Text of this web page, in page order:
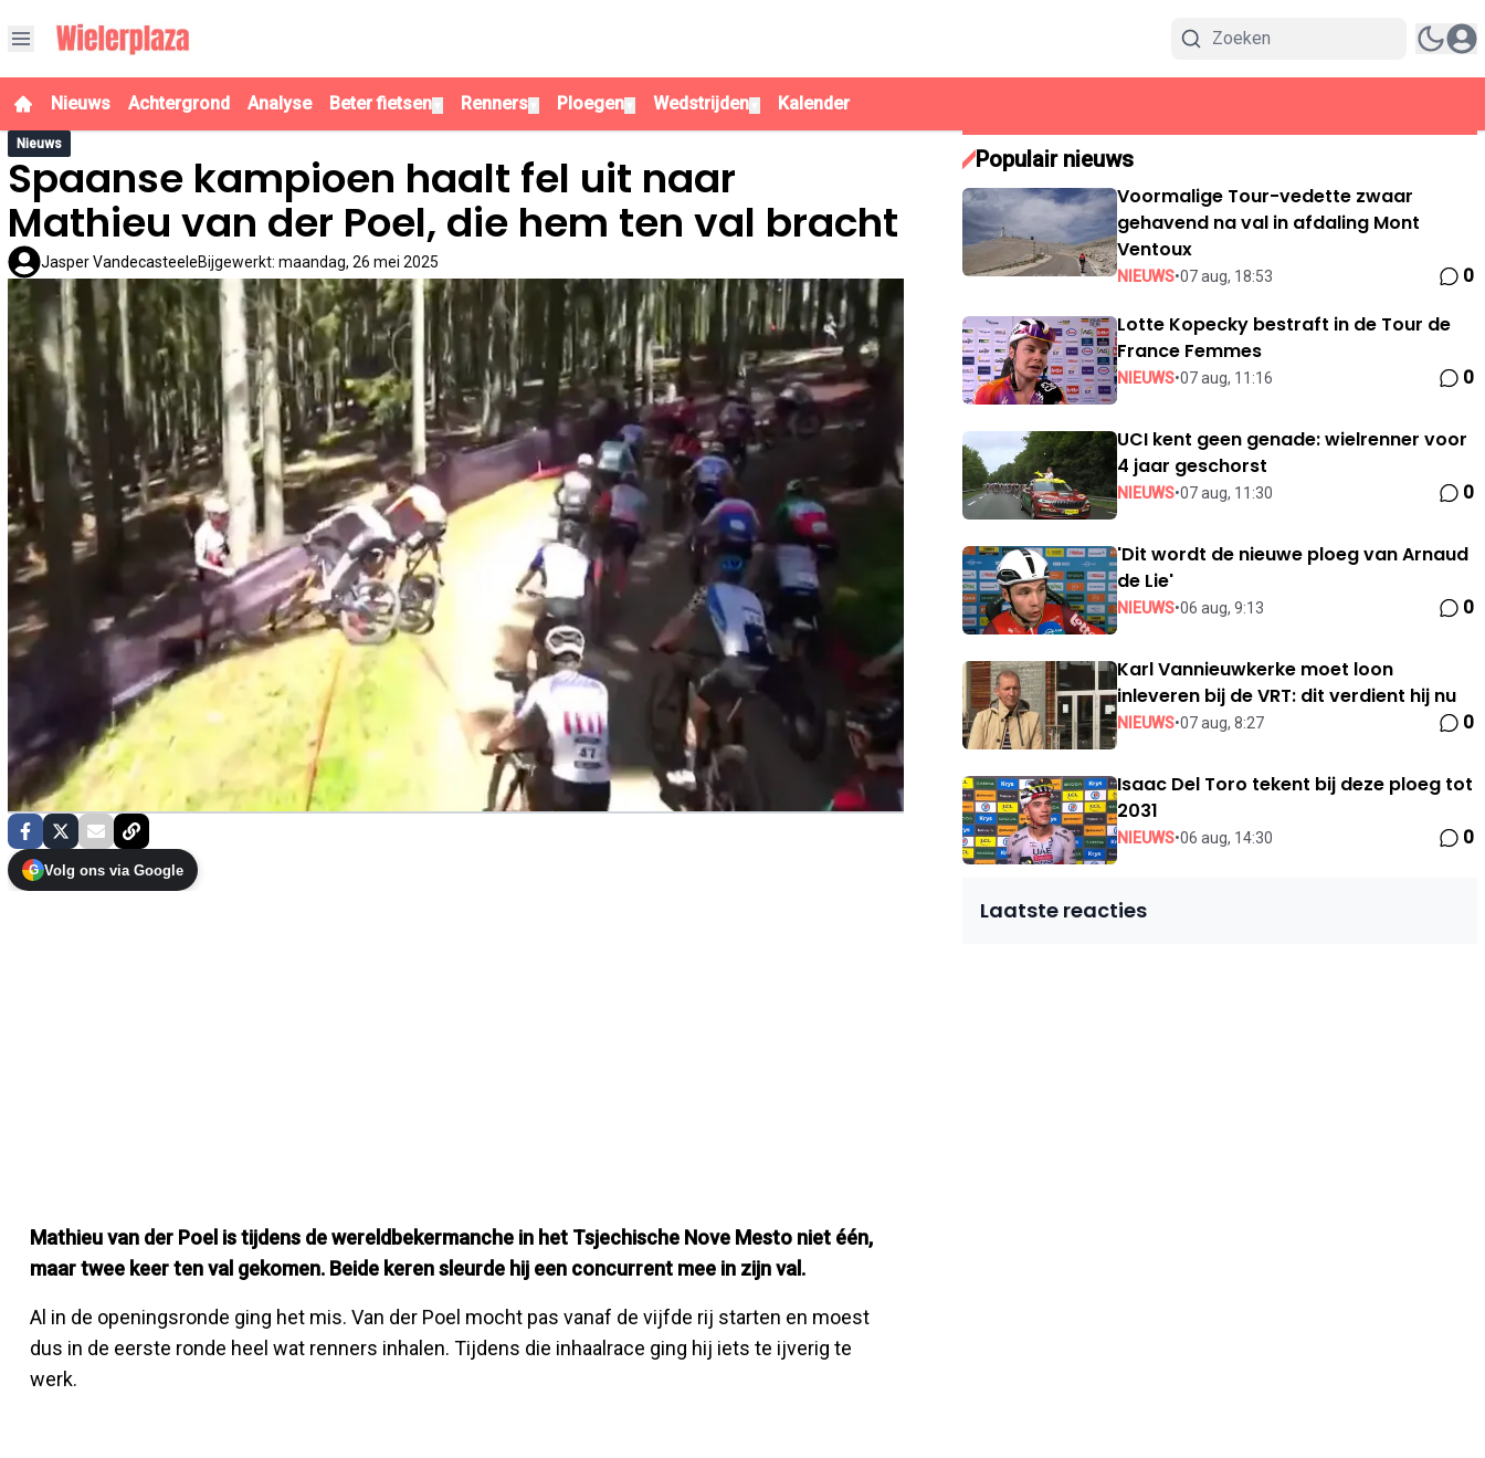
Nieuws Achtergrond Analyse Beter fietsen Renners Ploegen Wedstrijden Kalender
Nieuws
Spaanse kampioen haalt fel uit naar
Mathieu van der Poel, die hem ten val bracht
Jasper VandecasteeleBijgewerkt: maandag, 26 mei 2025
G Volg ons via Google
Mathieu van der Poel is tijdens de wereldbekermanche in het Tsjechische Nove Mesto niet één,
maar twee keer ten val gekomen. Beide keren sleurde hij een concurrent mee in zijn val.
Al in de openingsronde ging het mis. Van der Poel mocht pas vanaf de vijfde rij starten en moest
dus in de eerste ronde heel wat renners inhalen. Tijdens die inhaalrace ging hij iets te ijverig te
werk.
Populair nieuws
Voormalige Tour-vedette zwaar
gehavend na val in afdaling Mont
Ventoux
NIEUWS•07 aug, 18:53 0
Lotte Kopecky bestraft in de Tour de
France Femmes
NIEUWS•07 aug, 11:16 0
UCI kent geen genade: wielrenner voor
4 jaar geschorst
NIEUWS•07 aug, 11:30 0
'Dit wordt de nieuwe ploeg van Arnaud
de Lie'
NIEUWS•06 aug, 9:13 0
Karl Vannieuwkerke moet loon
inleveren bij de VRT: dit verdient hij nu
NIEUWS•07 aug, 8:27 0
Isaac Del Toro tekent bij deze ploeg tot
2031
NIEUWS•06 aug, 14:30 0
Laatste reacties